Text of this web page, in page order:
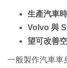
生產汽車
Volvo 與
望可改善
一般製作汽車車